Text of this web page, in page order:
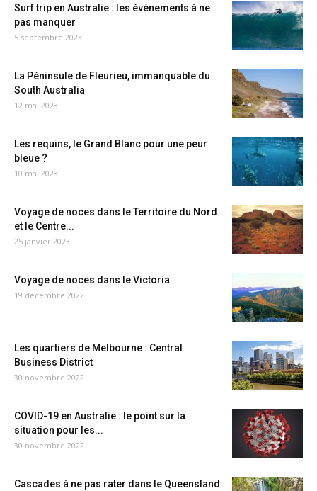
Surf trip en Australie : les événements à ne
pas manquer
5 septembre 2023
La Péninsule de Fleurieu, immanquable du
South Australia
12 mai 2023
Les requins, le Grand Blanc pour une peur
bleue ?
10 mai 2023
Voyage de noces dans le Territoire du Nord
et le Centre...
25 janvier 2023
Voyage de noces dans le Victoria
19 décembre 2022
Les quartiers de Melbourne : Central
Business District
30 novembre 2022
COVID-19 en Australie : le point sur la
situation pour les...
30 novembre 2022
Cascades à ne pas rater dans le Queensland